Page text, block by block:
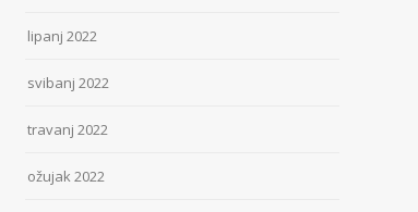
lipanj 2022
svibanj 2022
travanj 2022
ožujak 2022